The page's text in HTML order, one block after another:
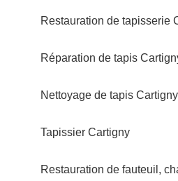
Restauration de tapisserie
Réparation de tapis
Nettoyage de tapis Cartigny
Tapissier Cartigny
Restauration de fauteuil,